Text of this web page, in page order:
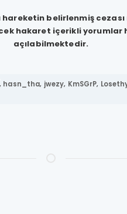
hareketin belirlenmiş
hakaret içerikli
açılabilmektedir.
, hasn_tha, jwezy, KmSGrP,